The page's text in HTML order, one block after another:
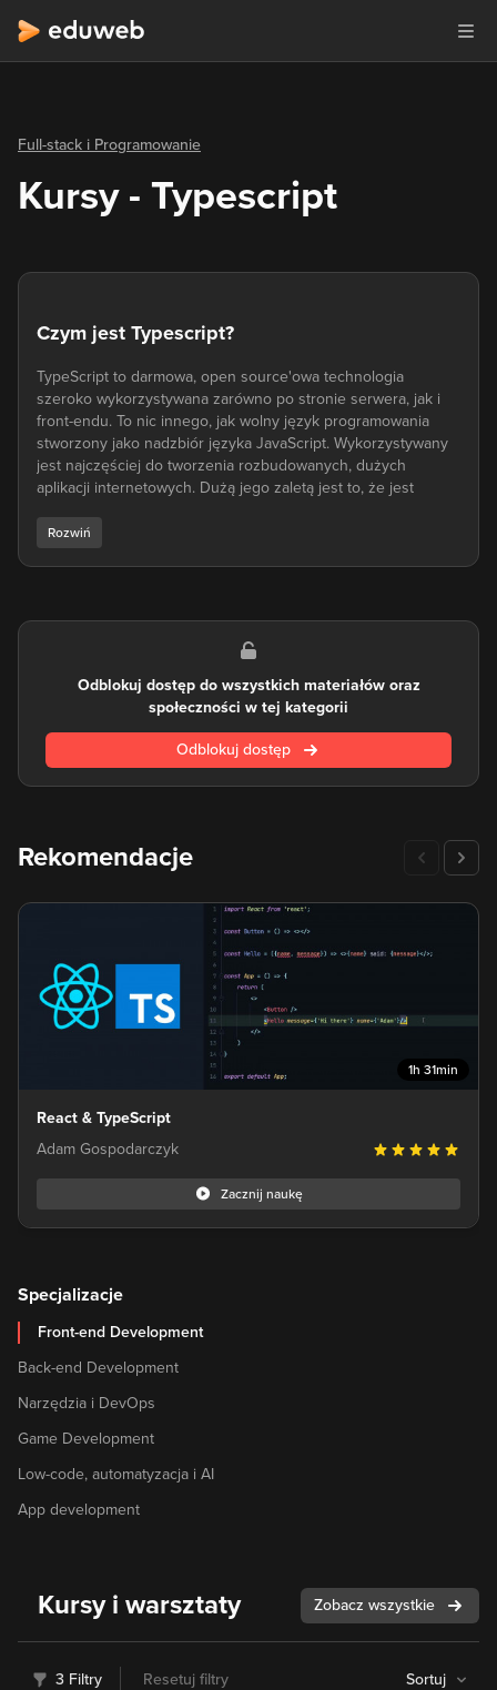
Full-stack i Programowanie
Kursy - Typescript
Czym jest Typescript?
TypeScript to darmowa, open source'owa technologia
szeroko wykorzystywana zarówno po stronie serwera, jak i
front-endu. To nic innego, jak wolny język programowania
stworzony jako nadzbiór języka JavaScript. Wykorzystywany
jest najczęściej do tworzenia rozbudowanych, dużych
aplikacji internetowych. Dużą jego zaletą jest to, że jest
wykrywanie dużej ilości błędów. Dzięki temu unikniemy
sytuacji, w której o istnieniu błędów dowiemy się dopiero po...
TypeScript powstał w roku 2012, i w szybkim czasie nawet
największe firmy przekonały się o wygodzie korzystania z
tego języka programowania. Należą do nich między innymi
Adobe czy Mozilla. Na TypeScript oparty został również
Sama nazwa TypeScript wywodzi się z tego, że język pozwala
zaznajomiły się z tą technologią uważa, że gdy raz opanuje
się TypeScript - nie powróci się do "zwykłego" JS'a.
Odblokuj dostęp do wszystkich materiałów oraz
społeczności w tej kategorii
Odblokuj dostęp
Rekomendacje
1h 31min
React & TypeScript
Adam Gospodarczyk
Zacznij naukę
Specjalizacje
Front-end Development
Back-end Development
Narzędzia i DevOps
Game Development
Low-code, automatyzacja i AI
App development
Kursy i warsztaty Zobacz wszystkie
3 Filtry Sortuj
Resetuj filtry